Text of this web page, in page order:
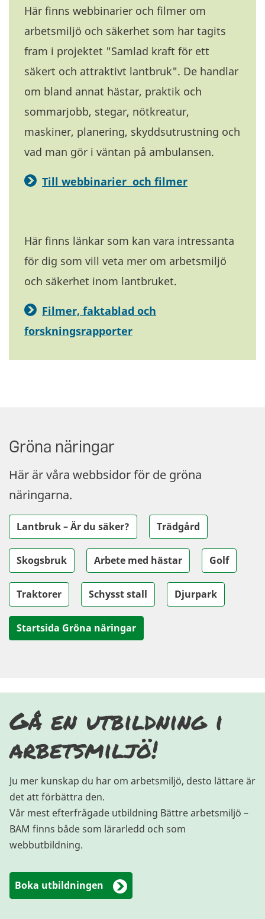
Här finns webbinarier och filmer om
arbetsmiljö och säkerhet som har tagits
fram i projektet "Samlad kraft för ett
säkert och attraktivt lantbruk". De handlar
om bland annat hästar, praktik och
sommarjobb, stegar, nötkreatur,
maskiner, planering, skyddsutrustning och
vad man gör i väntan på ambulansen.
Till webbinarier och filmer
Här finns länkar som kan vara intressanta
för dig som vill veta mer om arbetsmiljö
och säkerhet inom lantbruket.
Filmer, faktablad och
forskningsrapporter
Gröna näringar
Här är våra webbsidor för de gröna
näringarna.
Lantbruk – Är du säker? Trädgård
Skogsbruk Arbete med hästar Golf
Traktorer Schysst stall Djurpark
Startsida Gröna näringar
Gå en utbildning i
arbetsmiljö!
Ju mer kunskap du har om arbetsmiljö, desto lättare är
det att förbättra den.
Vår mest efterfrågade utbildning Bättre arbetsmiljö –
BAM finns både som lärarledd och som
webbutbildning.
Boka utbildningen